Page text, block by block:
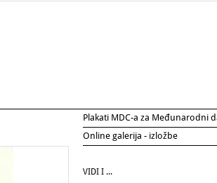
Plakati MDC-a za Međunarodni
Online galerija - izložbe
VIDI I ...